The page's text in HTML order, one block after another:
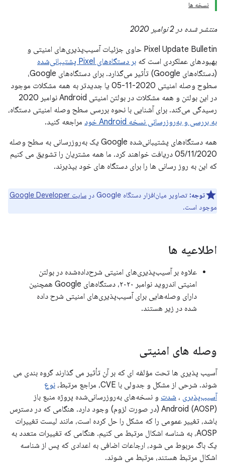
نسخه ها
منتشر شده در 2 نوامبر 2020
Pixel Update Bulletin حاوی جزئیات آسیب‌پذیری‌های امنیتی و
بهبودهای عملکردی است که بر دستگاه‌های Pixel پشتیبانی‌شده
(دستگاه‌های Google) تأثیر می‌گذارد. برای دستگاه‌های Google،
سطوح وصله امنیتی 2020-11-05 یا جدیدتر به همه مشکلات موجود
در این بولتن و همه مشکلات در بولتن امنیتی Android نوامبر 2020
رسیدگی می‌کند. برای آشنایی با نحوه بررسی سطح وصله امنیتی دستگاه،
به بررسی و به‌روزرسانی نسخه Android خود
مراجعه کنید.
همه دستگاه‌های پشتیبانی‌شده Google یک به‌روزرسانی به سطح وصله
05/11/2020 دریافت خواهند کرد. ما همه مشتریان را تشویق می کنیم
که این به روز رسانی ها را برای دستگاه های خود بپذیرند.
توجه: تصاویر میان‌افزار دستگاه Google در
سایت Google Developer
موجود است.
اطلاعیه ها
علاوه بر آسیب‌پذیری‌های امنیتی شرح‌داده‌شده در بولتن
امنیتی اندروید نوامبر ۲۰۲۰، دستگاه‌های Google همچنین
دارای وصله‌هایی برای آسیب‌پذیری‌های امنیتی شرح داده
شده در زیر هستند.
وصله های امنیتی
آسیب پذیری ها تحت مؤلفه ای که بر آن تأثیر می گذارند گروه بندی می
شوند. شرحی از مشکل و جدولی با CVE، مراجع مرتبط،
نوع
آسیب‌پذیری ، شدت و نسخه‌های به‌روزرسانی‌شده پروژه منبع باز
Android (AOSP) (در صورت لزوم) وجود دارد. هنگامی که در دسترس
باشد، تغییر عمومی را که مشکل را حل کرده است، مانند لیست تغییرات
AOSP، به شناسه اشکال مرتبط می کنیم. هنگامی که تغییرات متعدد به
یک باگ مربوط می شود، ارجاعات اضافی به اعدادی که پس از شناسه
اشکال مرتبط هستند، مرتبط می شوند.